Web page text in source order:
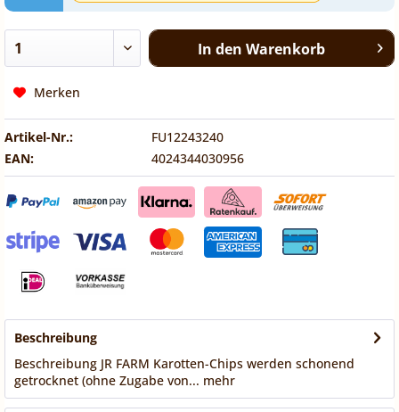
In den Warenkorb
Merken
Artikel-Nr.:
FU12243240
EAN:
4024344030956
Beschreibung
Beschreibung JR FARM Karotten-Chips werden schonend
getrocknet (ohne Zugabe von... mehr